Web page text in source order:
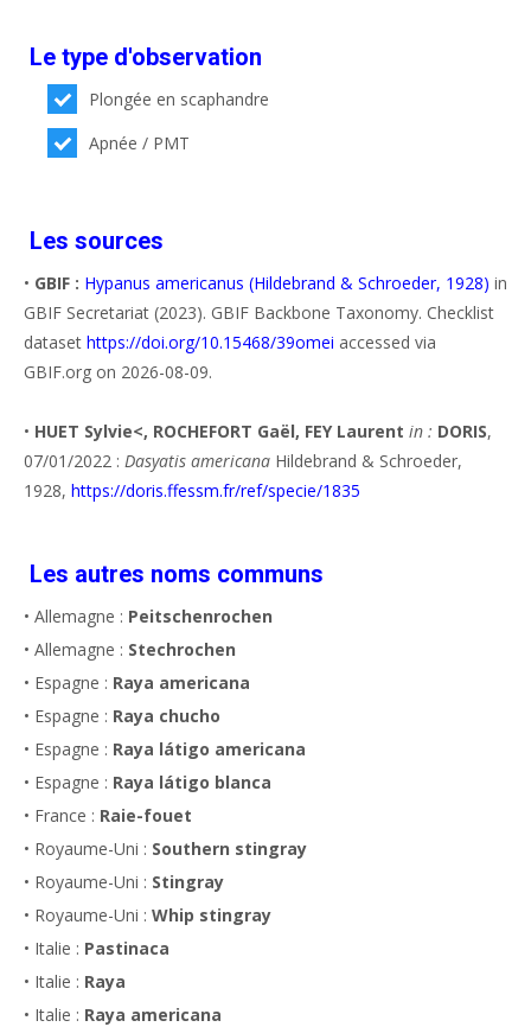
Le type d'observation
Plongée en scaphandre
Apnée / PMT
Les sources
• GBIF : Hypanus americanus (Hildebrand & Schroeder, 1928) in
GBIF Secretariat (2023). GBIF Backbone Taxonomy. Checklist
dataset https://doi.org/10.15468/39omei accessed via
GBIF.org on 2026-08-09.
• HUET Sylvie<, ROCHEFORT Gaël, FEY Laurent in : DORIS,
07/01/2022 : Dasyatis americana Hildebrand & Schroeder,
1928, https://doris.ffessm.fr/ref/specie/1835
Les autres noms communs
• Allemagne : Peitschenrochen
• Allemagne : Stechrochen
• Espagne : Raya americana
• Espagne : Raya chucho
• Espagne : Raya látigo americana
• Espagne : Raya látigo blanca
• France : Raie-fouet
• Royaume-Uni : Southern stingray
• Royaume-Uni : Stingray
• Royaume-Uni : Whip stingray
• Italie : Pastinaca
• Italie : Raya
• Italie : Raya americana